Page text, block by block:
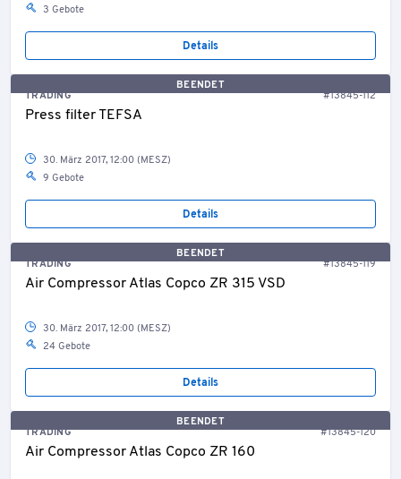
3 Gebote
Details
BEENDET
TRADING
#13845-112
Press filter TEFSA
30. März 2017, 12:00 (MESZ)
9 Gebote
Details
BEENDET
TRADING
#13845-119
Air Compressor Atlas Copco ZR 315 VSD
30. März 2017, 12:00 (MESZ)
24 Gebote
Details
BEENDET
TRADING
#13845-120
Air Compressor Atlas Copco ZR 160